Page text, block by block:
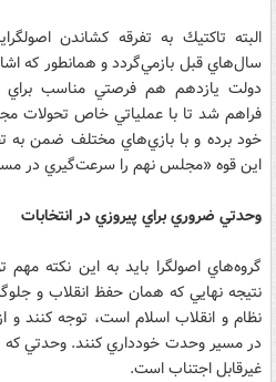
البته تاكتيك به تفرقه كشاندن
سال‌هاي قبل باز‌مي‌گردد و همانطور كه
دولت يازدهم هم فرصتي مناسب براي
فراهم شد تا با عملياتي خاص تحولات
خود برده و با بازي‌هاي مختلف ضمن به
اين قوه «مجلس نهم را سرعت‌گيري در
وحدتي ضروري براي پيروزي در انتخابات
گروه‌هاي اصولگرا بايد به اين نكته
نتيجه نهايي كه همان حفظ انقلاب و
نظام و انقلاب اسلام است، توجه كنند
در مسير وحدت خودداري كنند. وحدتي كه
غيرقابل اجتناب است.